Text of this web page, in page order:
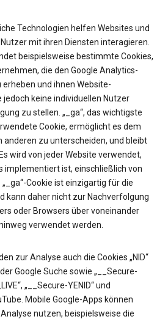
Technologien helfen Websites und
mit ihren Diensten interagieren.
beispielsweise bestimmte Cookies,
die den Google Analytics-
und ihnen Website-
keine individuellen Nutzer
zu stellen. „_ga“, das wichtigste
Cookie, ermöglicht es dem
anderen zu unterscheiden, und bleibt
wird von jeder Website verwendet,
implementiert ist, einschließlich von
Cookie ist einzigartig für die
kann daher nicht zur Nachverfolgung
oder Browsers über voneinander
verwendet werden.
zur Analyse auch die Cookies „NID“
Google Suche sowie „__Secure-
„__Secure-YENID“ und
Mobile Google-Apps können
nutzen, beispielsweise die